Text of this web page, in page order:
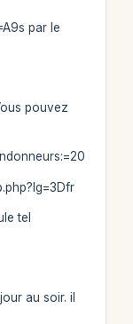
par le
pouvez
tel
au soir. il